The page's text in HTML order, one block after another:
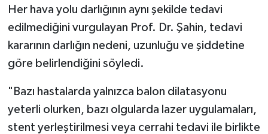
Her hava yolu darlığının aynı şekilde tedavi
edilmediğini vurgulayan Prof. Dr. Şahin, tedavi
kararının darlığın nedeni, uzunluğu ve şiddetine
göre belirlendiğini söyledi.
"Bazı hastalarda yalnızca balon dilatasyonu
yeterli olurken, bazı olgularda lazer uygulamaları,
stent yerleştirilmesi veya cerrahi tedavi ile birlikte